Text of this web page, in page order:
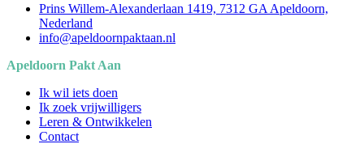
Prins Willem-Alexanderlaan 1419, 7312 GA Apeldoorn,
Nederland
info@apeldoornpaktaan.nl
Apeldoorn Pakt Aan
Ik wil iets doen
Ik zoek vrijwilligers
Leren & Ontwikkelen
Contact